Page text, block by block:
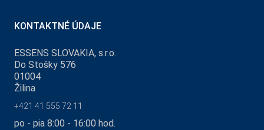
KONTAKTNÉ ÚDAJE
ESSENS SLOVAKIA, s.r.o.
Do Stošky 576
01004
Žilina
+421 41 555 72 11
po - pia 8:00 - 16:00 hod.